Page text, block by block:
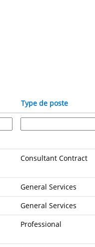
Type de poste
Consultant Contract
General Services
General Services
Professional